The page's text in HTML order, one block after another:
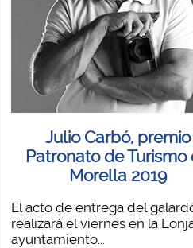
Julio Carbó, premio
Patronato de Turismo
Morella 2019
El acto de entrega del
realizará el viernes en la
ayuntamiento...